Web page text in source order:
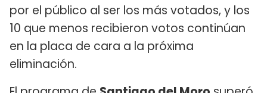
por el público al ser los más votados, y los
10 que menos recibieron votos continúan
en la placa de cara a la próxima
eliminación.